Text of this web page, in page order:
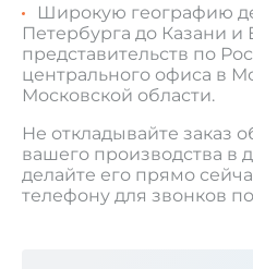
Широкую географию
Петербурга до Казани и
представительств по
центрального офиса в
Московской области.
Не откладывайте заказ
вашего производства в
делайте его прямо
телефону для звонков